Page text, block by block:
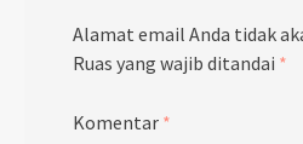
Alamat email Anda tidak
Ruas yang wajib ditandai *
Komentar *